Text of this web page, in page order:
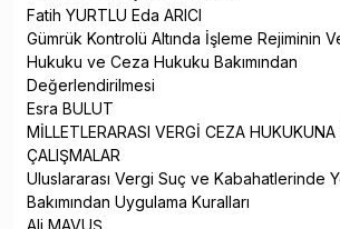
Fatih YURTLU Eda ARICI
Gümrük Kontrolü Altında İşleme Rejiminin
Hukuku ve Ceza Hukuku Bakımından
Değerlendirilmesi
Esra BULUT
MİLLETLERARASI VERGİ CEZA HUKUKUNA
ÇALIŞMALAR
Uluslararası Vergi Suç ve Kabahatlerinde
Bakımından Uygulama Kuralları